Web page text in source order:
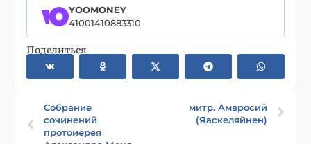
YOOMONEY
41001410883310
Поделиться
Собрание
сочинений
протоиерея
митр. Амвросий
(Яаскеляйнен)